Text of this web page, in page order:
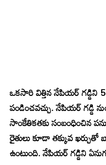
ఒకసారి విత్తిన నేపియర్ గడ్డిని
పండించవచ్చు. నేపియర్‌ గడ్డి
సాంకేతికతకు సంబంధించిన
రైతులు కూడా తక్కువ
ఉంటుంది. నేపియర్ గడ్డిని